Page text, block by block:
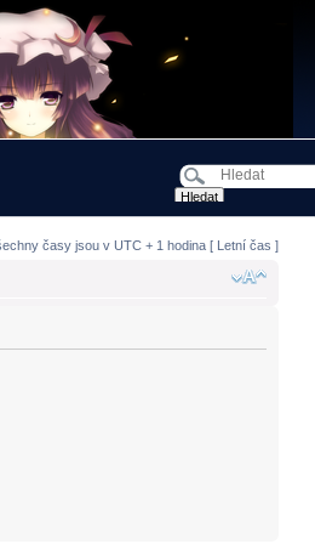
časy jsou v UTC + 1 hodina [ Letní čas ]